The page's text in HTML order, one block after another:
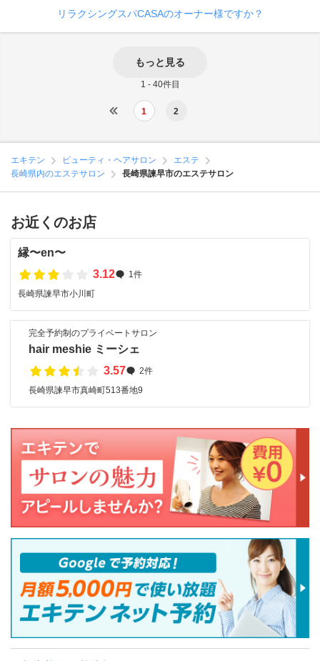
リラクシングスパCASAのオーナー様ですか？
もっと見る
1 - 40件目
1 2
エキテン ビューティ・ヘアサロン
エステ
長崎県内のエステサロン
長崎県諫早市のエステサロン
お近くのお店
縁〜en〜
3.12
1件
長崎県諫早市小川町
完全予約制のプライベートサロン
hair meshie ミーシェ
3.57
2件
長崎県諫早市真崎町513番地9